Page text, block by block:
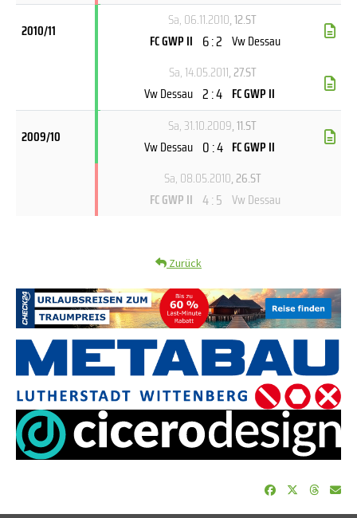
2010/11
Sa, 06.11.2010, 12.ST
FC GWP II 6 : 2 Vw Dessau
Sa, 14.05.2011, 27.ST
Vw Dessau 2 : 4 FC GWP II
2009/10
Sa, 31.10.2009, 11.ST
Vw Dessau 0 : 4 FC GWP II
Sa, 08.05.2010, 26.ST
FC GWP II 4 : 5 Vw Dessau
Zurück